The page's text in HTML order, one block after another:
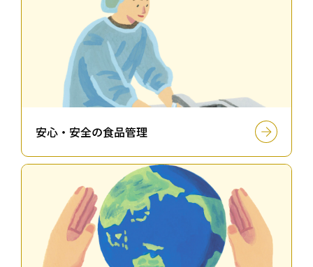
安⼼・安全の⾷品管理